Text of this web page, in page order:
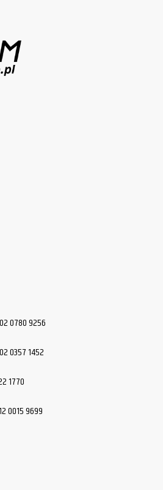
0780 9256
0357 1452
1770
0015 9699